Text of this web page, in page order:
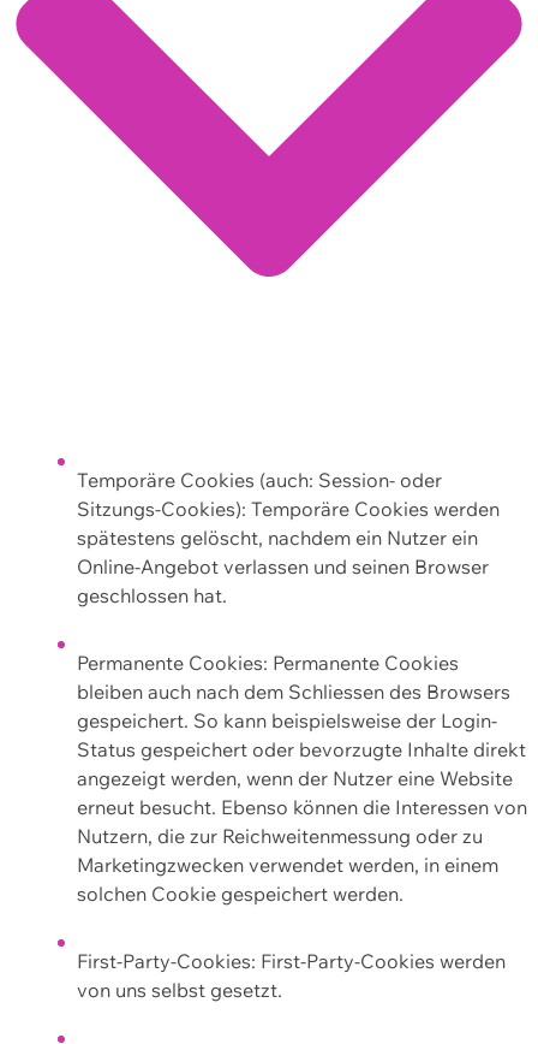
Temporäre Cookies (auch: Session- oder
Sitzungs-Cookies): Temporäre Cookies werden
spätestens gelöscht, nachdem ein Nutzer ein
Online-Angebot verlassen und seinen Browser
geschlossen hat.
Permanente Cookies: Permanente Cookies
bleiben auch nach dem Schliessen des Browsers
gespeichert. So kann beispielsweise der Login-
Status gespeichert oder bevorzugte Inhalte direkt
angezeigt werden, wenn der Nutzer eine Website
erneut besucht. Ebenso können die Interessen von
Nutzern, die zur Reichweitenmessung oder zu
Marketingzwecken verwendet werden, in einem
solchen Cookie gespeichert werden.
First-Party-Cookies: First-Party-Cookies werden
von uns selbst gesetzt.